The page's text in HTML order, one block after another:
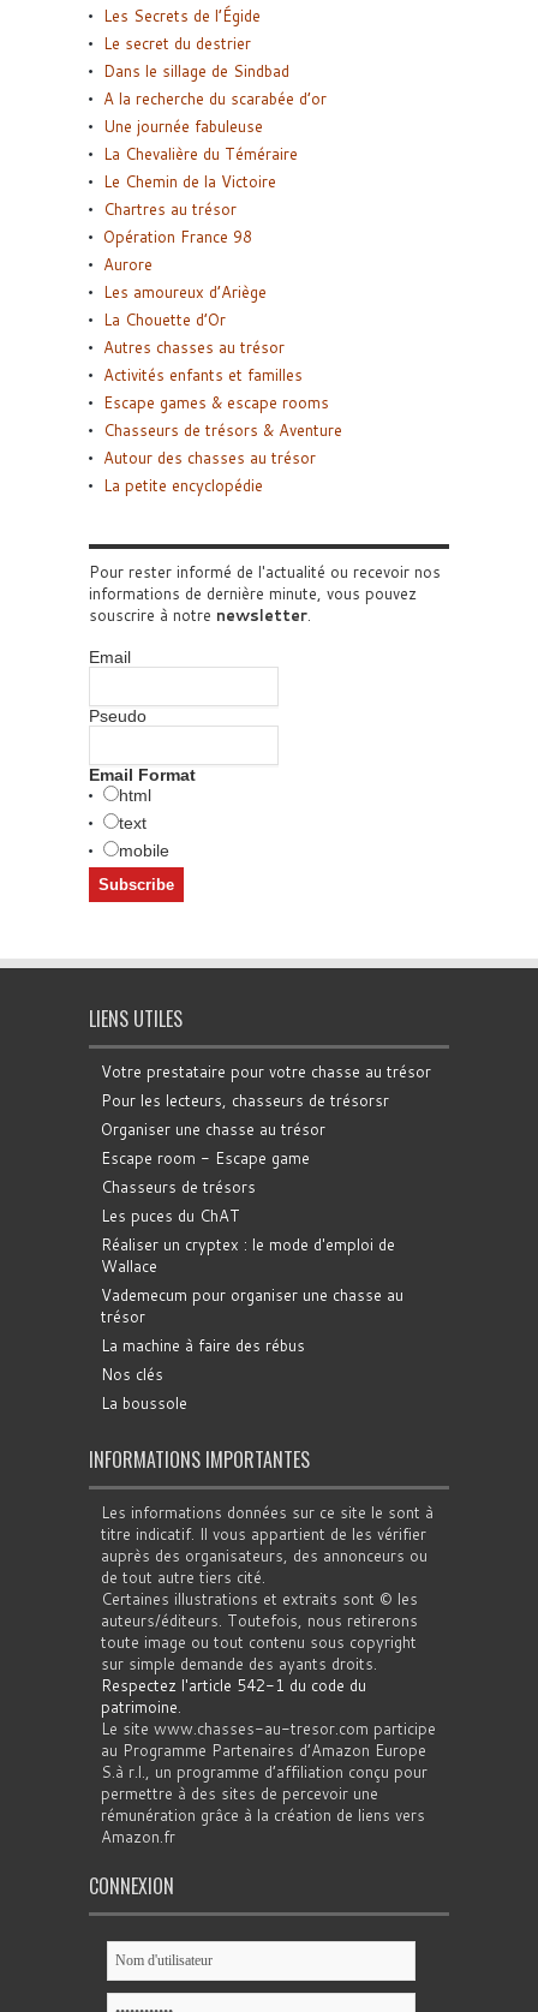
Les Secrets de l’Égide
Le secret du destrier
Dans le sillage de Sindbad
A la recherche du scarabée d’or
Une journée fabuleuse
La Chevalière du Téméraire
Le Chemin de la Victoire
Chartres au trésor
Opération France 98
Aurore
Les amoureux d’Ariège
La Chouette d’Or
Autres chasses au trésor
Activités enfants et familles
Escape games & escape rooms
Chasseurs de trésors & Aventure
Autour des chasses au trésor
La petite encyclopédie
Pour rester informé de l'actualité ou recevoir nos
informations de dernière minute, vous pouvez
souscrire à notre newsletter.
Email
Pseudo
Email Format
html
text
mobile
LIENS UTILES
Votre prestataire pour votre chasse au trésor
Pour les lecteurs, chasseurs de trésorsr
Organiser une chasse au trésor
Escape room - Escape game
Chasseurs de trésors
Les puces du ChAT
Réaliser un cryptex : le mode d'emploi de
Wallace
Vademecum pour organiser une chasse au
trésor
La machine à faire des rébus
Nos clés
La boussole
INFORMATIONS IMPORTANTES
Les informations données sur ce site le sont à
titre indicatif. Il vous appartient de les vérifier
auprès des organisateurs, des annonceurs ou
de tout autre tiers cité.
Certaines illustrations et extraits sont © les
auteurs/éditeurs. Toutefois, nous retirerons
toute image ou tout contenu sous copyright
sur simple demande des ayants droits.
Respectez l'article 542-1 du code du
patrimoine.
Le site www.chasses-au-tresor.com participe
au Programme Partenaires d’Amazon Europe
S.à r.l., un programme d’affiliation conçu pour
permettre à des sites de percevoir une
rémunération grâce à la création de liens vers
Amazon.fr
CONNEXION